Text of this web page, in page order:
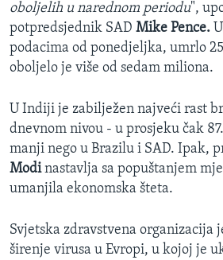
oboljelih u narednom periodu",
potpredsjednik SAD Mike Pence.
podacima od ponedjeljka, umrlo
oboljelo je više od sedam miliona.
U Indiji je zabilježen najveći rast
dnevnom nivou - u prosjeku čak
manji nego u Brazilu i SAD. Ipak,
Modinastavlja sa popuštanjem
umanjila ekonomska šteta.
Svjetska zdravstvena organizacija
širenje virusa u Evropi, u kojoj je